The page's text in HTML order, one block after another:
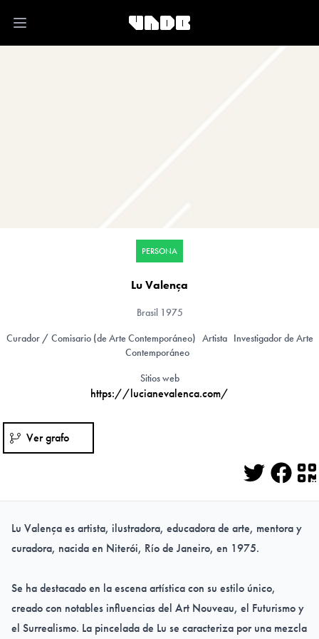
Open main menu
PERSONA
Lu Valença
Brasil1975
Curador / Comisario (de Arte Contemporáneo) Artista Investigador de Arte
Contemporáneo
Sitios web
https://lucianevalenca.com/
Ver grafo
Twitter
Lu Valença es artista, ilustradora, educadora de arte, mentora y
curadora, nacida en Niterói, Río de Janeiro, en 1975.
Se ha destacado en la escena artística con su estilo único,
creado con notables influencias del Art Nouveau, el Futurismo y
el Surrealismo. La pincelada de Lu se caracteriza por una mezcla